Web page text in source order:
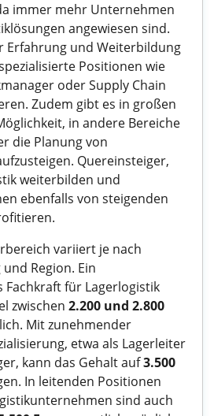
immer mehr Unternehmen
angewiesen sind.
Erfahrung und Weiterbildung
Positionen wie
oder Supply Chain
Zudem gibt es in großen
in andere Bereiche
die Planung von
Quereinsteiger,
weiterbilden und
ebenfalls von steigenden
variiert je nach
Region. Ein
Fachkraft für Lagerlogistik
zwischen 2.200 und 2.800
Mit zunehmender
etwa als Lagerleiter
kann das Gehalt auf3.500
In leitenden Positionen
sind auch